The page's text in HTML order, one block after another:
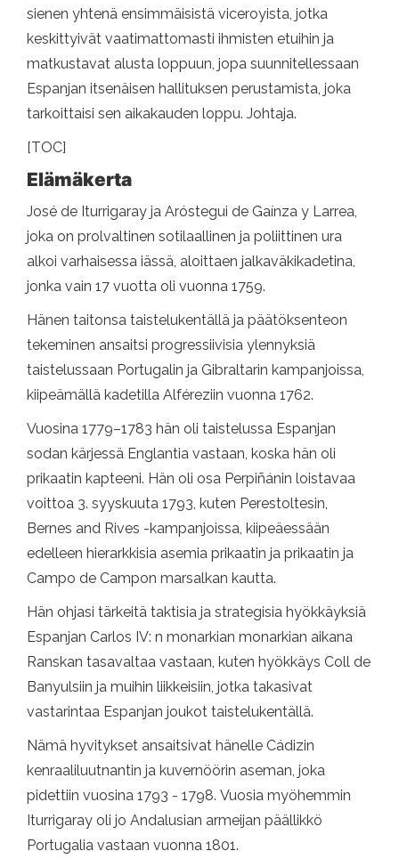
sienen yhtenä ensimmäisistä viceroyista, jotka
keskittyivät vaatimattomasti ihmisten etuihin ja
matkustavat alusta loppuun, jopa suunnitellessaan
Espanjan itsenäisen hallituksen perustamista, joka
tarkoittaisi sen aikakauden loppu. Johtaja.
[TOC]
Elämäkerta
José de Iturrigaray ja Aróstegui de Gaínza y Larrea,
joka on prolvaltinen sotilaallinen ja poliittinen ura
alkoi varhaisessa iässä, aloittaen jalkaväkikadetina,
jonka vain 17 vuotta oli vuonna 1759.
Hänen taitonsa taistelukentällä ja päätöksenteon
tekeminen ansaitsi progressiivisia ylennyksiä
taistelussaan Portugalin ja Gibraltarin kampanjoissa,
kiipeämällä kadetilla Alféreziin vuonna 1762.
Vuosina 1779–1783 hän oli taistelussa Espanjan
sodan kärjessä Englantia vastaan, koska hän oli
prikaatin kapteeni. Hän oli osa Perpiñánin loistavaa
voittoa 3. syyskuuta 1793, kuten Perestoltesin,
Bernes and Rives -kampanjoissa, kiipeäessään
edelleen hierarkkisia asemia prikaatin ja prikaatin ja
Campo de Campon marsalkan kautta.
Hän ohjasi tärkeitä taktisia ja strategisia hyökkäyksiä
Espanjan Carlos IV: n monarkian monarkian aikana
Ranskan tasavaltaa vastaan, kuten hyökkäys Coll de
Banyulsiin ja muihin liikkeisiin, jotka takasivat
vastarintaa Espanjan joukot taistelukentällä.
Nämä hyvitykset ansaitsivat hänelle Cádizin
kenraaliluutnantin ja kuvernöörin aseman, joka
pidettiin vuosina 1793 - 1798. Vuosia myöhemmin
Iturrigaray oli jo Andalusian armeijan päällikkö
Portugalia vastaan ​​vuonna 1801.